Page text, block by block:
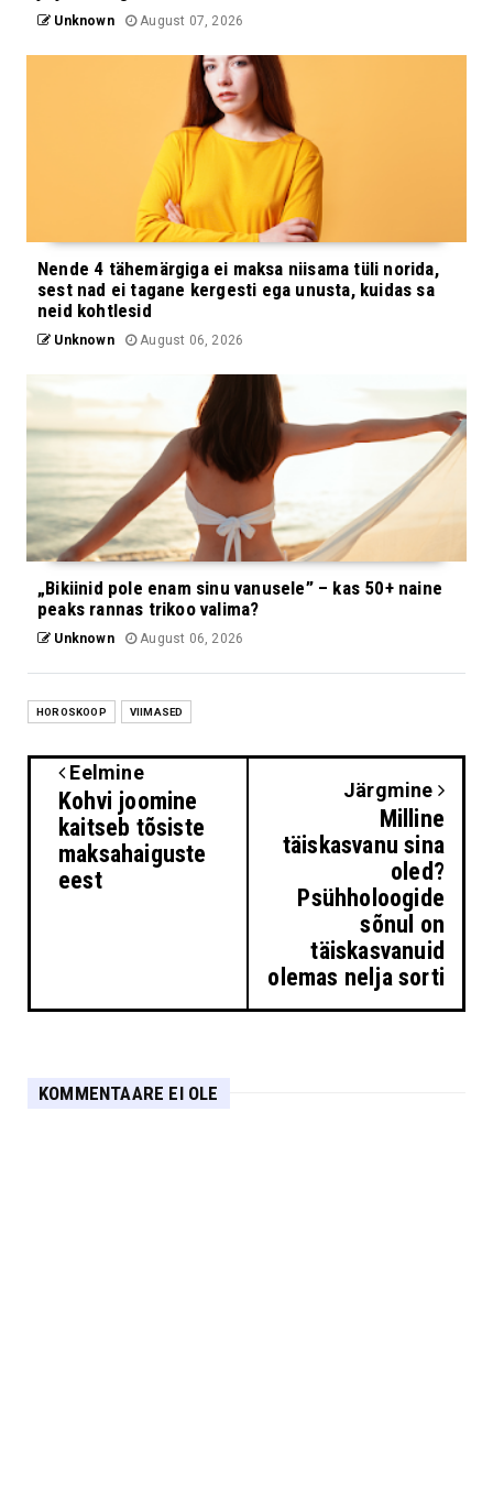
Unknown August 07, 2026
Nende 4 tähemärgiga ei maksa niisama tüli norida,
sest nad ei tagane kergesti ega unusta, kuidas sa
neid kohtlesid
Unknown August 06, 2026
„Bikiinid pole enam sinu vanusele” – kas 50+ naine
peaks rannas trikoo valima?
Unknown August 06, 2026
HOROSKOOP VIIMASED
Eelmine
Kohvi joomine
kaitseb tõsiste
maksahaiguste
eest
Järgmine
Milline
täiskasvanu sina
oled?
Psühholoogide
sõnul on
täiskasvanuid
olemas nelja sorti
KOMMENTAARE EI OLE